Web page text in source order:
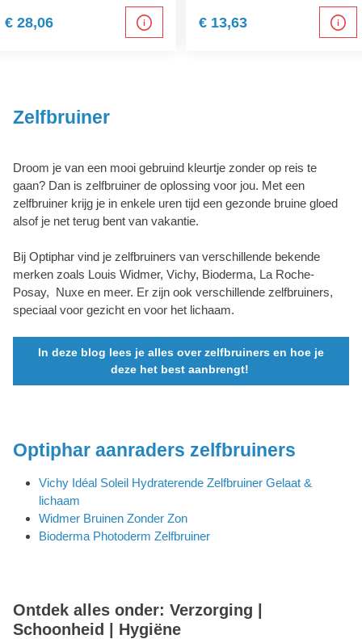
€ 28,06 € 13,63
Zelfbruiner
Droom je van een mooi gebruind kleurtje zonder op reis te
gaan? Dan is zelfbruiner de oplossing voor jou. Met een
zelfbruiner krijg je in enkele uren tijd een gezonde bruine gloed
alsof je net terug bent van vakantie.
Bij Optiphar vind je zelfbruiners van verschillende bekende
merken zoals Louis Widmer, Vichy, Bioderma, La Roche-
Posay, Nuxe en meer. Er zijn ook verschillende zelfbruiners,
speciaal voor gezicht en voor het lichaam.
In deze blog lees je alles over zelfbruiners en hoe je
deze het best aanbrengt!
Optiphar aanraders zelfbruiners
Vichy Idéal Soleil Hydraterende Zelfbruiner Gelaat &
lichaam
Widmer Bruinen Zonder Zon
Bioderma Photoderm Zelfbruiner
Ontdek alles onder: Verzorging |
Schoonheid | Hygiëne